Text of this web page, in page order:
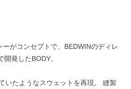
がコンセプトで、BEDWINのディレ
発したBODY。
いたようなスウェットを再現。 縫製